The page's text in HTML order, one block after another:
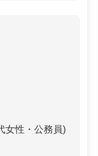
女性・公務員)